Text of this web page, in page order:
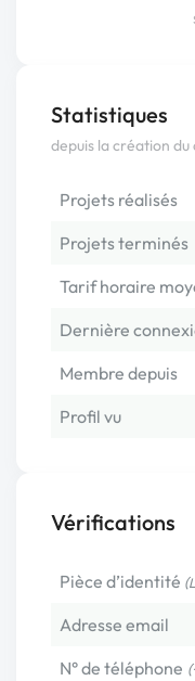
Statistiques
depuis la création du
Projets réalisés
Projets terminés
Tarif horaire
Dernière
Membre depuis
Profil vu
Vérifications
Pièce d’identité (
Adresse email
N° de téléphone